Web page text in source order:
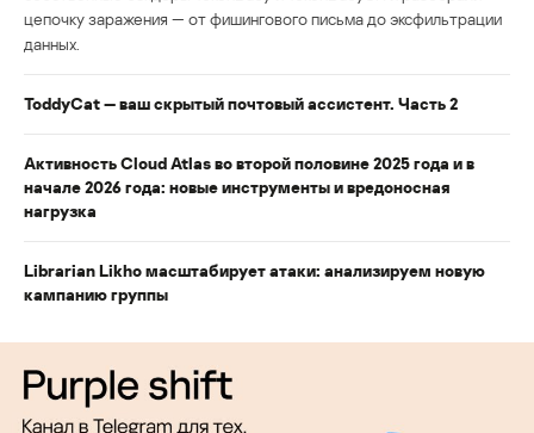
цепочку заражения — от фишингового письма до эксфильтрации
данных.
ToddyCat — ваш скрытый почтовый ассистент. Часть 2
Активность Cloud Atlas во второй половине 2025 года и в
начале 2026 года: новые инструменты и вредоносная
нагрузка
Librarian Likho масштабирует атаки: анализируем новую
кампанию группы